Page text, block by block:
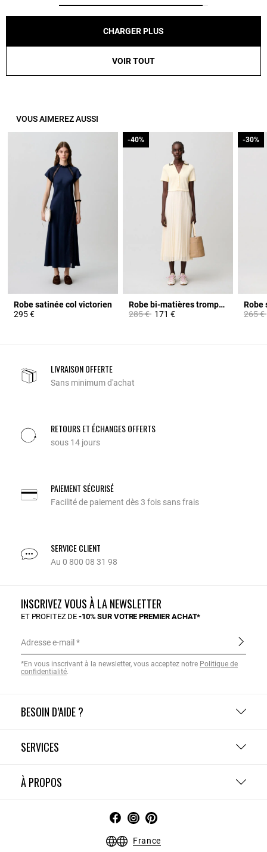
CHARGER PLUS
VOIR TOUT
VOUS AIMEREZ AUSSI
Robe satinée col victorien
295 €
Robe bi-matières trompe-l'œil
Prix réduit à partir de
285 €à
-40%
171 €
-40%
Robe
Prix
265 €
-30%
-30%
LIVRAISON OFFERTE
Sans minimum d'achat
RETOURS ET ÉCHANGES OFFERTS
sous 14 jours
PAIEMENT SÉCURISÉ
Facilité de paiement dès 3 fois sans frais
SERVICE CLIENT
Au 0 800 08 31 98
BESOIN D’AIDE ?
SERVICES
À PROPOS
INSCRIVEZ VOUS À LA NEWSLETTER
ET PROFITEZ DE-10% SUR VOTRE PREMIER ACHAT*
Adresse e-mail
*En vous inscrivant à la newsletter, vous acceptez notre Politique de
confidentialité.
France